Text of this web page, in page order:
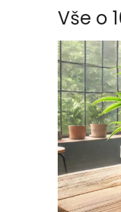
Vše o
V
ý
p
i
s
č
l
á
n
k
ů